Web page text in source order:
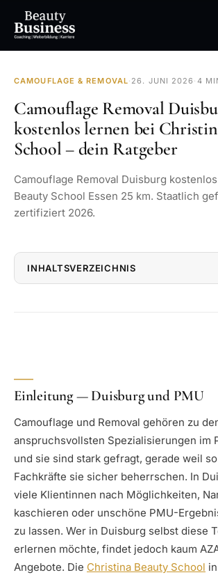
CAMOUFLAGE & REMOVAL· 26. JUNI 2026 · 4
Camouflage Removal
kostenlos lernen bei
School – dein Ratgeber
Camouflage Removal Duisburg
Beauty School Essen 25 km. Staatlich
zertifiziert 2026.
INHALTSVERZEICHNIS
Einleitung — Duisburg und PMU
Camouflage und Removal gehören zu
anspruchsvollsten Spezialisierungen im
und sie sind stark gefragt, gerade weil
Fachkräfte sie sicher beherrschen. In
viele Klientinnen nach Möglichkeiten,
kaschieren oder unschöne PMU-
zu lassen. Wer in Duisburg selbst diese
erlernen möchte, findet jedoch kaum
Angebote. Die Christina Beauty School